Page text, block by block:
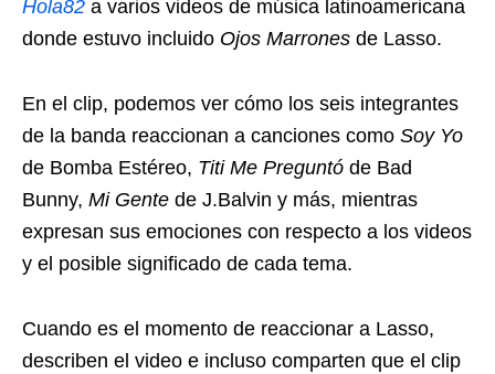
Hola82 a varios videos de música latinoamericana
donde estuvo incluido Ojos Marrones de Lasso.
En el clip, podemos ver cómo los seis integrantes
de la banda reaccionan a canciones como Soy Yo
de Bomba Estéreo, Titi Me Preguntó de Bad
Bunny, Mi Gente de J.Balvin y más, mientras
expresan sus emociones con respecto a los videos
y el posible significado de cada tema.
Cuando es el momento de reaccionar a Lasso,
describen el video e incluso comparten que el clip